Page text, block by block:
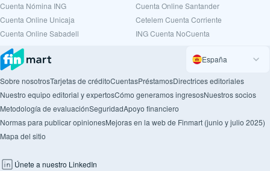
Cuenta Nómina ING
Cuenta Online Unicaja
Cuenta Online Sabadell
Cuenta Online Santander
Cetelem Cuenta Corriente
ING Cuenta NoCuenta
España
Sobre nosotrosTarjetas de créditoCuentasPréstamosDirectrices editoriales
Nuestro equipo editorial y expertosCómo generamos ingresosNuestros socios
Metodología de evaluaciónSeguridadApoyo financiero
Normas para publicar opinionesMejoras en la web de Finmart (junio y julio 2025)
Mapa del sitio
Únete a nuestro LinkedIn